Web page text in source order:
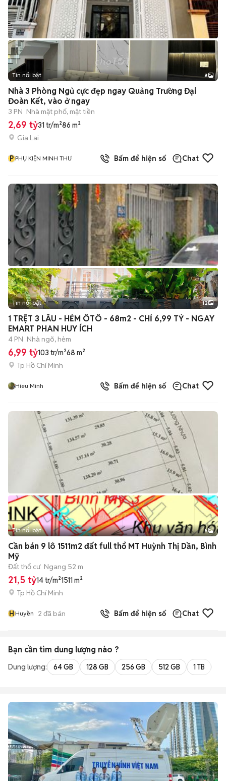
+2
Tin nổi bật 8
Nhà 3 Phòng Ngủ cực đẹp ngay Quảng Trường Đại
Đoàn Kết, vào ở ngay
3 PN Nhà mặt phố, mặt tiền
2,69 tỷ31 tr/m²86 m²
Gia Lai
P PHỤ KIỆN MINH THƯ Bấm để hiện số Chat
+2
Tin nổi bật 12
1 TRỆT 3 LẦU - HẺM ÔTÔ - 68m2 - CHỈ 6,99 TỶ - NGAY
EMART PHAN HUY ÍCH
4 PN Nhà ngõ, hẻm
6,99 tỷ103 tr/m²68 m²
Tp Hồ Chí Minh
Hieu Minh Bấm để hiện số Chat
Tin nổi bật 5
Cần bán 9 lô 1511m2 đất full thổ MT Huỳnh Thị Dần, Bình
Mỹ
Đất thổ cư Ngang 52 m
21,5 tỷ14 tr/m²1511 m²
Tp Hồ Chí Minh
HHuyền 2 đã bán Bấm để hiện số Chat
Bạn cần tìm dung lượng nào ?
Dung lượng: 64 GB 128 GB 256 GB 512 GB 1 TB